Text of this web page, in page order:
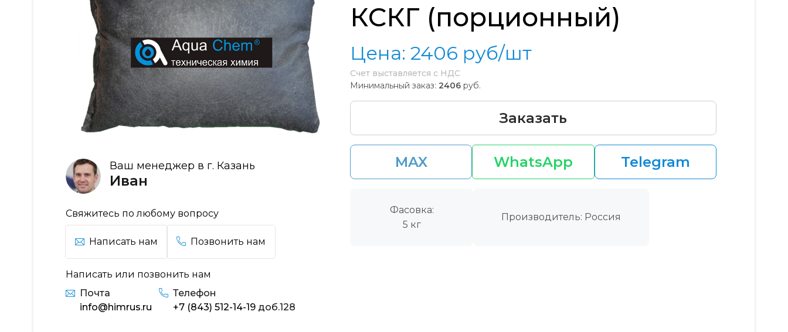
Ваш менеджер в г. Казань
Иван
Свяжитесь по любому вопросу
Написать нам Позвонить нам
Написать или позвонить нам
Почта
info@himrus.ru
Телефон
+7 (843) 512-14-19 доб.128
КСКГ (порционный)
Цена: 2406 руб/шт
Счет выставляется с НДС
Минимальный заказ: 2406 руб.
Заказать
MAX WhatsApp Telegram
Фасовка:
5 кг
Производитель: Россия